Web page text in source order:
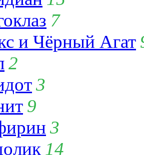
7
и Чёрный Агат
2
3
9
3
14